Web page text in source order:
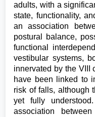
adults, with a
state, functionality,
an association
postural balance,
functional
vestibular systems,
innervated by the VIII
have been linked to
risk of falls, although
yet fully
association